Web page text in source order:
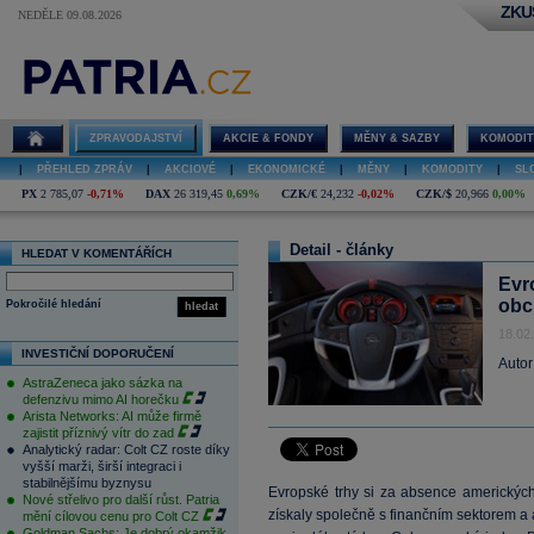
NEDĚLE 09.08.2026
ZPRAVODAJSTVÍ AKCIE & FONDY MĚNY & SAZBY
PŘEHLED ZPRÁV AKCIOVÉ EKONOMICKÉ MĚNY KOMODITY
PX 2 785,07 -0,71% DAX 26 319,45 0,69% CZK/€ 24,232 -0,02% CZK/$ 20,966 0,00%
HLEDAT V KOMENTÁŘÍCH
hledat
Pokročilé hledání
INVESTIČNÍ DOPORUČENÍ
AstraZeneca jako sázka na
defenzivu mimo AI horečku
Arista Networks: AI může firmě
zajistit příznivý vítr do zad
Analytický radar: Colt CZ roste díky
vyšší marži, širší integraci i
stabilnějšímu byznysu
Nové střelivo pro další růst. Patria
mění cílovou cenu pro Colt CZ
Detail - články
Evropské trhy si za absence
získaly společně s finančním sektorem